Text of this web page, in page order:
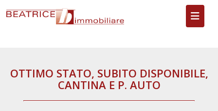
OTTIMO STATO, SUBITO DISPONIBILE,
CANTINA E P. AUTO